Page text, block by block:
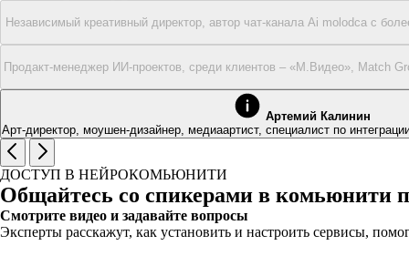
Независимый креативный директор, автор чат-канала Ai molodca с
Продакт-менеджер ИИ-проектов, среди клиентов – «М.Видео», Match
Артемий Калинин
Арт-директор, моушен-дизайнер, медиаартист, специалист по
ДОСТУП В НЕЙРОКОМЬЮНИТИ
Общайтесь со спикерами в комьюнити
Смотрите видео и задавайте вопросы
Эксперты расскажут, как установить и настроить сервисы,